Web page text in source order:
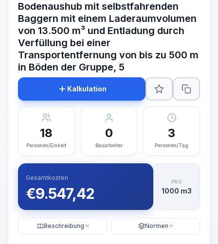
Bodenaushub mit selbstfahrenden
Baggern mit einem Laderaumvolumen
von 13.500 m³ und Entladung durch
Verfüllung bei einer
Transportentfernung von bis zu 500 m
in Böden der Gruppe, 5
Kalkulation
18
Personen/Einheit
0
Bauarbeiter
3
Personen/Tag
Gesamtkosten
€9.547,42
PRO
1000 m3
Beschreibung KI Normen KI